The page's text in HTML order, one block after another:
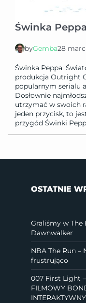
Świnka Peppa
byGemba28
Świnka Peppa:
produkcja Outright
popularnym serialu
Dosłownie
utrzymać w swoich
jeden przycisk, to
przygód Świnki
OSTATNIE
Graliśmy w The
Dawnwalker
NBA The Run –
frustrująco
007 First Light –
FILMOWY